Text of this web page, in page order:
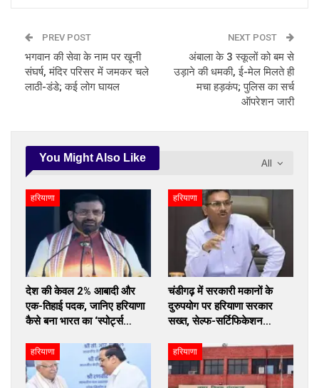
PREV POST
भगवान की सेवा के नाम पर खूनी
संघर्ष, मंदिर परिसर में जमकर चले
लाठी-डंडे; कई लोग घायल
NEXT POST
अंबाला के 3 स्कूलों को बम से
उड़ाने की धमकी, ई-मेल मिलते ही
मचा हड़कंप; पुलिस का सर्च
ऑपरेशन जारी
All
You Might Also Like
हरियाणा
देश की केवल 2% आबादी और
एक-तिहाई पदक, जानिए हरियाणा
कैसे बना भारत का ‘स्पोर्ट्स…
हरियाणा
चंडीगढ़ में सरकारी मकानों के
दुरुपयोग पर हरियाणा सरकार
सख्त, सेल्फ-सर्टिफिकेशन…
हरियाणा हरियाणा